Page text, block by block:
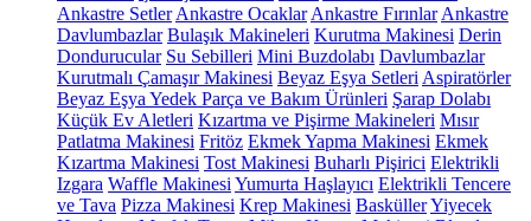
Ankastre Setler Ankastre Ocaklar Ankastre Fırınlar Ankastre
Davlumbazlar Bulaşık Makineleri Kurutma Makinesi Derin
Dondurucular Su Sebilleri Mini Buzdolabı Davlumbazlar
Kurutmalı Çamaşır Makinesi Beyaz Eşya Setleri Aspiratörler
Beyaz Eşya Yedek Parça ve Bakım Ürünleri Şarap Dolabı
Küçük Ev Aletleri Kızartma ve Pişirme Makineleri Mısır
Patlatma Makinesi Fritöz Ekmek Yapma Makinesi Ekmek
Kızartma Makinesi Tost Makinesi Buharlı Pişirici Elektrikli
Izgara Waffle Makinesi Yumurta Haşlayıcı Elektrikli Tencere
ve Tava Pizza Makinesi Krep Makinesi BasküllerYiyecek